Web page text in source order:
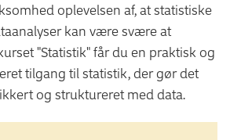
oplevelsen af, at statistiske
kan være svære at
"Statistik" får du en praktisk og
tilgang til statistik, der gør det
og struktureret med data.